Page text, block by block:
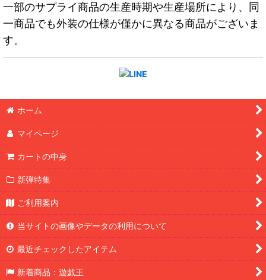
一部のサプライ商品の生産時期や生産場所により、同
一商品でも外装の仕様が僅かに異なる商品がございま
す。
ホーム
マイページ
カートの中身
新弾特集
ご利用案内
当サイトの画像やデータの利用について
最近チェックしたアイテム
新着商品：遊戯王